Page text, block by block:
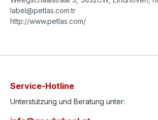
label@petlas.com.tr
http://www.petlas.com/
Service-Hotline
Unterstützung und Beratung unter: